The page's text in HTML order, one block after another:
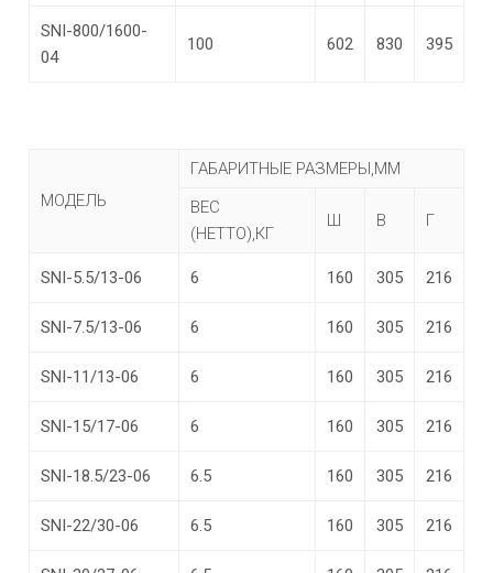
SNI-800/1600-
04
100 602 830 395
МОДЕЛЬ
ГАБАРИТНЫЕ РАЗМЕРЫ,ММ
ВЕС
(НЕТТО),КГ
Ш В Г
SNI-5.5/13-06 6 160 305 216
SNI-7.5/13-06 6 160 305 216
SNI-11/13-06 6 160 305 216
SNI-15/17-06 6 160 305 216
SNI-18.5/23-06 6.5 160 305 216
SNI-22/30-06 6.5 160 305 216